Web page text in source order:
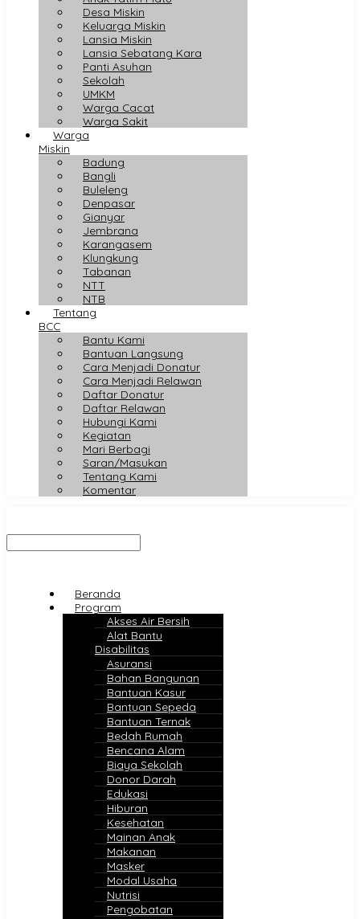
Desa Miskin
Keluarga Miskin
Lansia Miskin
Lansia Sebatang Kara
Panti Asuhan
Sekolah
UMKM
Warga Cacat
Warga Sakit
Warga
Miskin
Badung
Bangli
Buleleng
Denpasar
Gianyar
Jembrana
Karangasem
Klungkung
Tabanan
NTT
NTB
Tentang
BCC
Bantu Kami
Bantuan Langsung
Cara Menjadi Donatur
Cara Menjadi Relawan
Daftar Donatur
Daftar Relawan
Hubungi Kami
Kegiatan
Mari Berbagi
Saran/Masukan
Tentang Kami
Komentar
Beranda
Program
Akses Air Bersih
Alat Bantu
Disabilitas
Asuransi
Bahan Bangunan
Bantuan Kasur
Bantuan Sepeda
Bantuan Ternak
Bedah Rumah
Bencana Alam
Biaya Sekolah
Donor Darah
Edukasi
Hiburan
Kesehatan
Mainan Anak
Makanan
Masker
Modal Usaha
Nutrisi
Pengobatan